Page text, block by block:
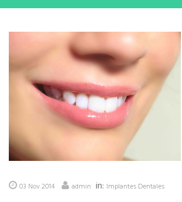
03 Nov 2014 admin in: Implantes Dentales